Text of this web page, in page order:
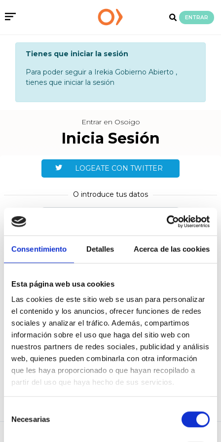
Consentimiento Detalles Acerca de las cookies
Esta página web usa cookies
Las cookies de este sitio web se usan para personalizar
el contenido y los anuncios, ofrecer funciones de redes
sociales y analizar el tráfico. Además, compartimos
información sobre el uso que haga del sitio web con
nuestros partners de redes sociales, publicidad y análisis
web, quienes pueden combinarla con otra información
que les haya proporcionado o que hayan recopilado a
partir del uso que haya hecho de sus servicios.
Necesarias
ENTRAR
Tienes que iniciar la sesión
Para poder seguir a Irekia Gobierno Abierto ,
tienes que iniciar la sesión
Entrar en Osoigo
Inicia Sesión
LOGEATE CON TWITTER
O introduce tus datos
Recuérdame
He olvidado mi contraseña
¿No eres usuario de Osoigo?¡Únete!